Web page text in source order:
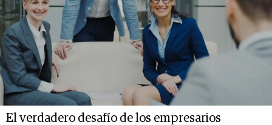
El verdadero desafío de los empresarios